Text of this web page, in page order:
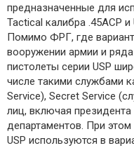
предназначенные для
Tactical калибра .45АСР и
Помимо ФРГ, где
вооружении армии и
пистолеты серии USP
числе такими службами
Service), Secret Service
лиц, включая
департаментов. При
USP используются в